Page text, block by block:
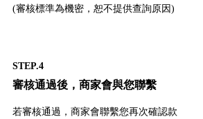
(審核標準為機密，恕不提供查詢原因)
STEP.4
審核通過後，商家會與您聯繫
若審核通過，商家會聯繫您再次確認款